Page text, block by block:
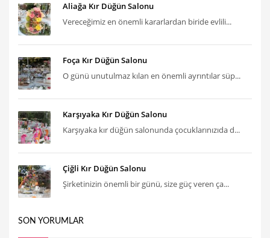
Aliağa Kır Düğün Salonu
Vereceğimiz en önemli kararlardan biride evlili...
Foça Kır Düğün Salonu
O günü unutulmaz kılan en önemli ayrıntılar süp...
Karşıyaka Kır Düğün Salonu
Karşıyaka kır düğün salonunda çocuklarınızıda d...
Çiğli Kır Düğün Salonu
Şirketinizin önemli bir günü, size güç veren ça...
SON YORUMLAR